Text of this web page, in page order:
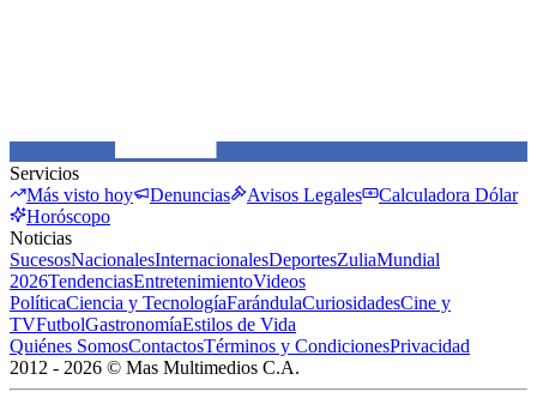
Servicios
Más visto hoy
Denuncias Avisos Legales
Calculadora Dólar
Horóscopo
Noticias
SucesosNacionalesInternacionalesDeportesZuliaMundial
2026TendenciasEntretenimientoVideos
PolíticaCiencia y TecnologíaFarándulaCuriosidadesCine y
TVFutbolGastronomíaEstilos de Vida
Quiénes SomosContactosTérminos y CondicionesPrivacidad
2012 - 2026 © Mas Multimedios C.A.